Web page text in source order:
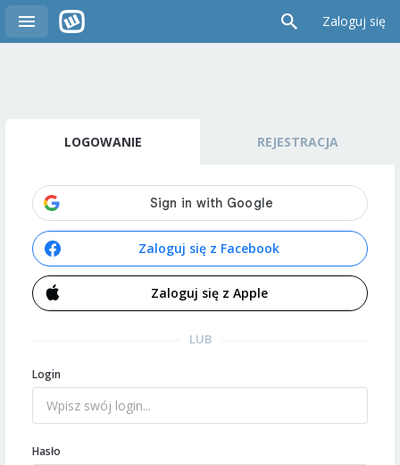
Zaloguj się
LOGOWANIE REJESTRACJA
Zaloguj się z Facebook
Zaloguj się z Apple
LUB
Login
Hasło